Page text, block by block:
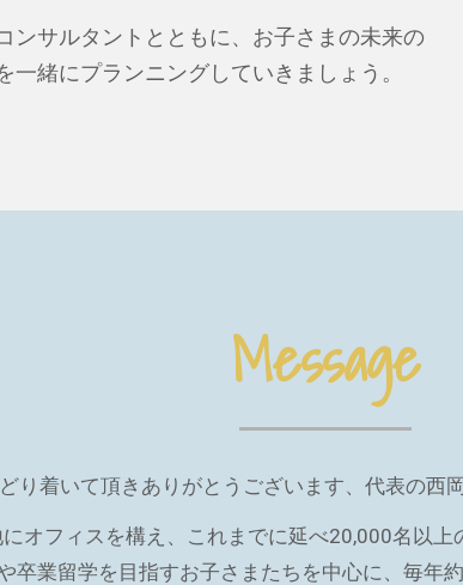
ンサルタントとともに、お子さまの未来の
緒にプランニングしていきましょう。
Message
り着いて頂きありがとうございます、代表の西岡
オフィスを構え、これまでに延べ20,000名以
卒業留学を目指すお子さまたちを中心に、毎年